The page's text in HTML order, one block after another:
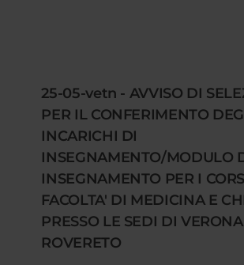
25-05-vetn - AVVISO DI
PER IL CONFERIMENTO
INCARICHI DI
INSEGNAMENTO/MODULO
INSEGNAMENTO PER I
FACOLTA' DI MEDICINA E
PRESSO LE SEDI DI
ROVERETO